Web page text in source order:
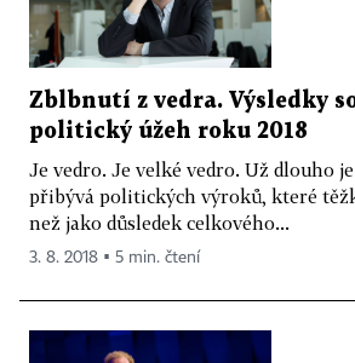
Zblbnutí z vedra. Výsledky
politický úžeh roku 2018
Je vedro. Je velké vedro. Už dlouho
přibývá politických výroků, které
než jako důsledek celkového...
3. 8. 2018 ▪ 5 min. čtení